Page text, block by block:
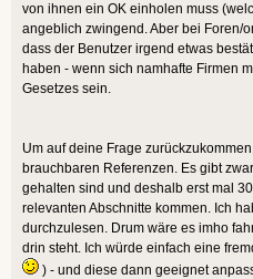
von ihnen ein OK einholen muss
angeblich zwingend. Aber bei Foren/
dass der Benutzer irgend etwas
haben - wenn sich namhafte Firmen
Gesetzes sein.
Um auf deine Frage
brauchbaren Referenzen. Es gibt
gehalten sind und deshalb erst mal
relevanten Abschnitte kommen. Ich
durchzulesen. Drum wäre es imho
drin steht. Ich würde einfach eine
) - und diese dann geeignet